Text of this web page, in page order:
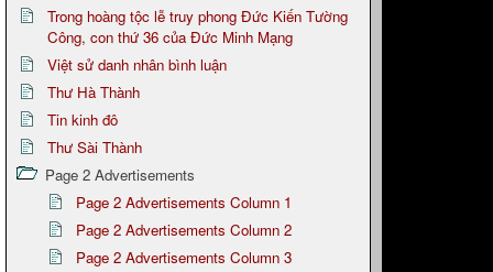
Trong hoàng tộc lễ truy phong Đức Kiến Tường
Công, con thứ 36 của Đức Minh Mạng
Việt sử danh nhân bình luận
Thư Hà Thành
Tin kinh đô
Thư Sài Thành
Page 2 Advertisements
Page 2 Advertisements Column 1
Page 2 Advertisements Column 2
Page 2 Advertisements Column 3